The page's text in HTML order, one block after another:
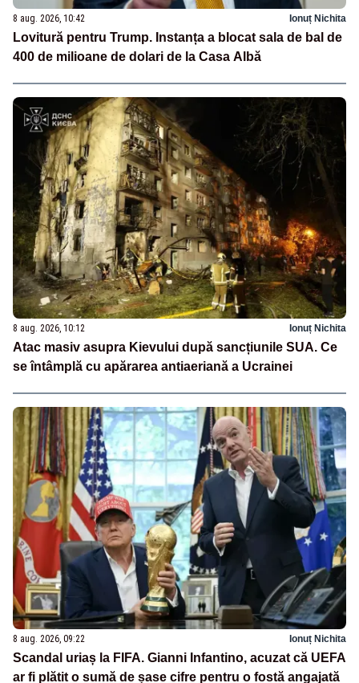
8 aug. 2026, 10:42 Ionuț Nichita
Lovitură pentru Trump. Instanța a blocat sala de bal de
400 de milioane de dolari de la Casa Albă
8 aug. 2026, 10:12 Ionuț Nichita
Atac masiv asupra Kievului după sancțiunile SUA. Ce
se întâmplă cu apărarea antiaeriană a Ucrainei
8 aug. 2026, 09:22 Ionuț Nichita
Scandal uriaș la FIFA. Gianni Infantino, acuzat că UEFA
ar fi plătit o sumă de șase cifre pentru o fostă angajată